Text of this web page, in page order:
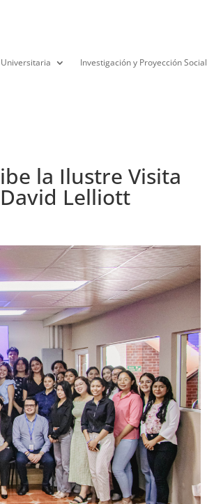
Investigación y Proyección Social
la Ilustre Visita
Lelliott